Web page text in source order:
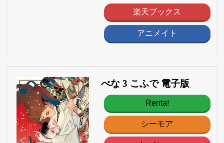
楽天ブックス
アニメイト
べな 3 こふで 電子版
Renta!
シーモア